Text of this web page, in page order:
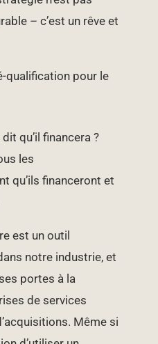
– c’est un rêve et
qualification pour le
qu’il financera ?
les
qu’ils financeront et
est un outil
notre industrie, et
portes à la
de services
Même si